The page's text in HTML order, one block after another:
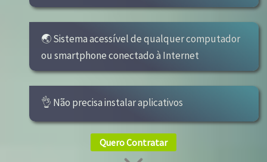
🌏 Sistema acessível de qualquer computador
ou smartphone conectado à Internet
👌 Não precisa instalar aplicativos